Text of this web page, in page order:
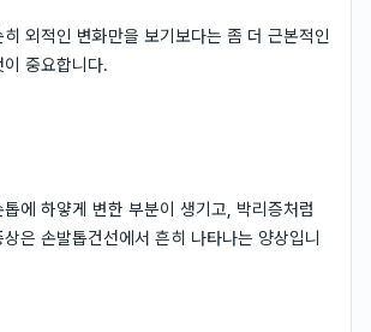
외적인 변화만을 보기보다는 좀 더 근본적인
중요합니다.
에 하얗게 변한 부분이 생기고, 박리증처럼
은 손발톱건선에서 흔히 나타나는 양상입니